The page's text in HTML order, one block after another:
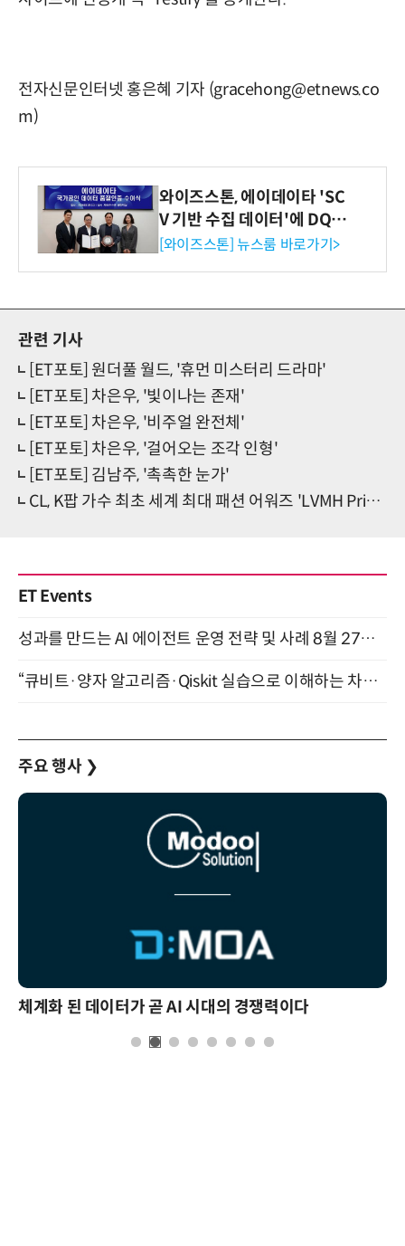
전자신문인터넷 홍은혜 기자 (gracehong@etnews.co
m)
와이즈스톤, 에이데이타 'SC
V 기반 수집 데이터'에 DQ인
증 최고 등급 수여
[와이즈스톤] 뉴스룸 바로가기>
관련 기사
[ET포토] 원더풀 월드, '휴먼 미스터리 드라마'
[ET포토] 차은우, '빛이나는 존재'
[ET포토] 차은우, '비주얼 완전체'
[ET포토] 차은우, '걸어오는 조각 인형'
[ET포토] 김남주, '촉촉한 눈가'
CL, K팝 가수 최초 세계 최대 패션 어워즈 'LVMH Prize' 심사위원 합류
ET Events
성과를 만드는 AI 에이전트 운영 전략 및 사례 8월 27일 개최
“큐비트·양자 알고리즘·Qiskit 실습으로 이해하는 차세대 컴퓨팅” (8/28)
주요 행사 ❯
체계화 된 데이터가 곧 AI 시대의 경쟁력이다